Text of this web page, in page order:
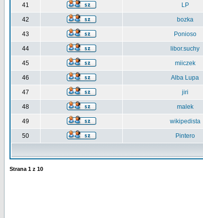
41 LP
42 bozka
43 Ponioso
44 libor.suchy
45 miiczek
46 Alba Lupa
47 jiri
48 malek
49 wikipedista
50 Pintero
Strana 1 z 10